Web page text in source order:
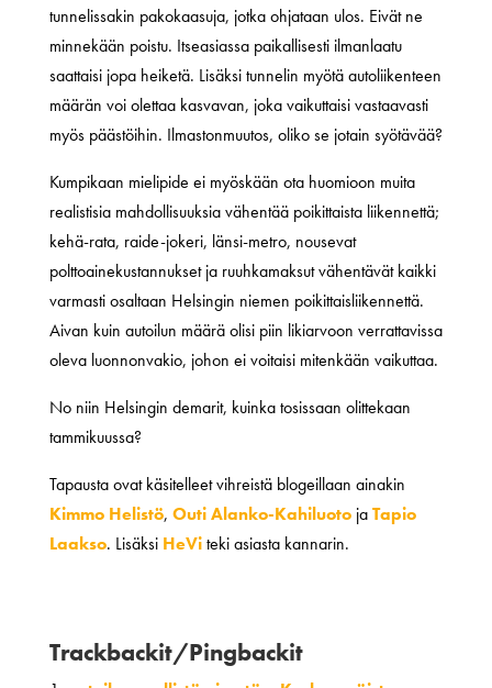
tunnelissakin pakokaasuja, jotka ohjataan ulos. Eivät ne
minnekään poistu. Itseasiassa paikallisesti ilmanlaatu
saattaisi jopa heiketä. Lisäksi tunnelin myötä autoliikenteen
määrän voi olettaa kasvavan, joka vaikuttaisi vastaavasti
myös päästöihin. Ilmastonmuutos, oliko se jotain syötävää?
Kumpikaan mielipide ei myöskään ota huomioon muita
realistisia mahdollisuuksia vähentää poikittaista liikennettä;
kehä-rata, raide-jokeri, länsi-metro, nousevat
polttoainekustannukset ja ruuhkamaksut vähentävät kaikki
varmasti osaltaan Helsingin niemen poikittaisliikennettä.
Aivan kuin autoilun määrä olisi piin likiarvoon verrattavissa
oleva luonnonvakio, johon ei voitaisi mitenkään vaikuttaa.
No niin Helsingin demarit, kuinka tosissaan olittekaan
tammikuussa?
Tapausta ovat käsitelleet vihreistä blogeillaan ainakin
Kimmo Helistö, Outi Alanko-KahiluotojaTapio
Laakso. Lisäksi HeViteki asiasta kannarin.
Trackbackit/Pingbackit